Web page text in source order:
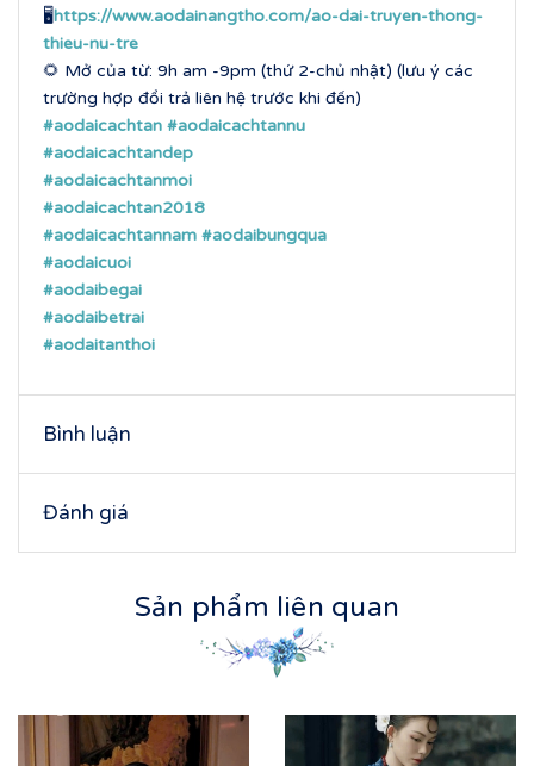
🖥https://www.aodainangtho.com/ao-dai-truyen-thong-
thieu-nu-tre
🌻 Mở của từ: 9h am -9pm (thứ 2-chủ nhật) (lưu ý các
trường hợp đổi trả liên hệ trước khi đến)
#aodaicachtan #aodaicachtannu
#aodaicachtandep
#aodaicachtanmoi
#aodaicachtan2018
#aodaicachtannam #aodaibungqua
#aodaicuoi
#aodaibegai
#aodaibetrai
#aodaitanthoi
Bình luận
Đánh giá
Sản phẩm liên quan